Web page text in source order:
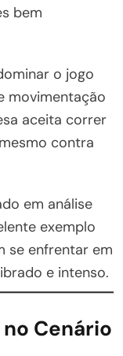
bem
o jogo
movimentação
aceita correr
contra
em análise
exemplo
se enfrentar em
e intenso.
Cenário